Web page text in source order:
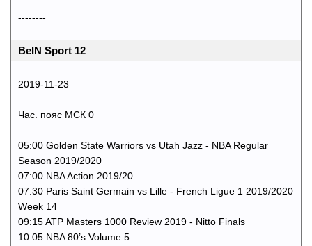
--------
BeIN Sport 12
2019-11-23
Час. пояс МСК 0
05:00 Golden State Warriors vs Utah Jazz - NBA Regular
Season 2019/2020
07:00 NBA Action 2019/20
07:30 Paris Saint Germain vs Lille - French Ligue 1 2019/2020
Week 14
09:15 ATP Masters 1000 Review 2019 - Nitto Finals
10:05 NBA 80’s Volume 5